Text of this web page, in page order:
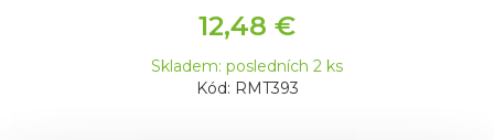
12,48 €
Skladem: posledních 2 ks
Kód: RMT393